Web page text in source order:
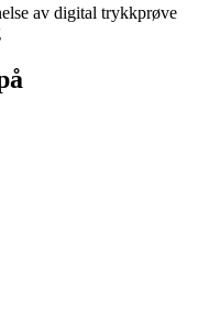
av digital trykkprøve